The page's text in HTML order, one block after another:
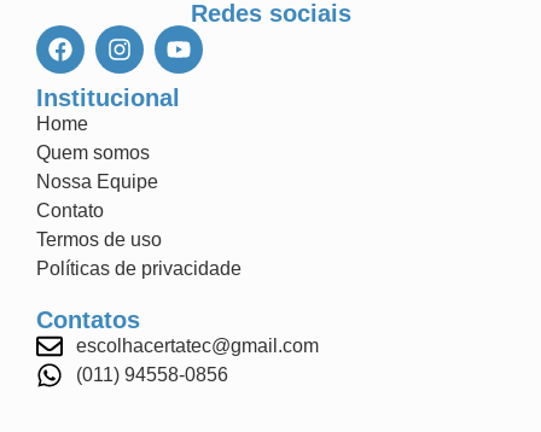
Redes sociais
Institucional
Home
Quem somos
Nossa Equipe
Contato
Termos de uso
Políticas de privacidade
Contatos
escolhacertatec@gmail.com
(011) 94558-0856